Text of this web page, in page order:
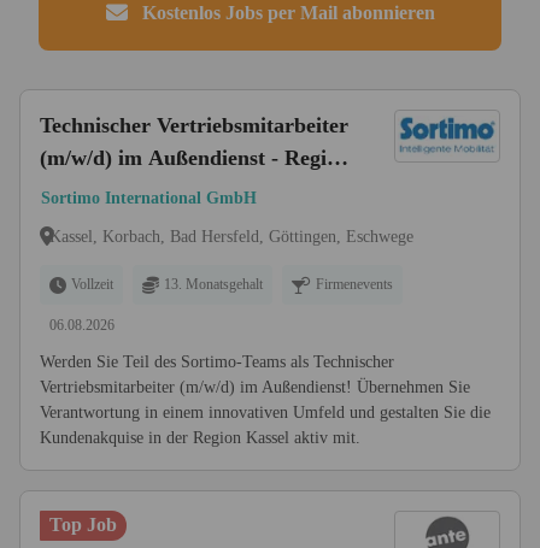
Kostenlos Jobs per Mail abonnieren
Technischer Vertriebsmitarbeiter
(m/w/d) im Außendienst - Region
Kassel
Sortimo International GmbH
Kassel, Korbach, Bad Hersfeld, Göttingen, Eschwege
Vollzeit 13. Monatsgehalt Firmenevents
06.08.2026
Werden Sie Teil des Sortimo-Teams als Technischer
Vertriebsmitarbeiter (m/w/d) im Außendienst! Übernehmen Sie
Verantwortung in einem innovativen Umfeld und gestalten Sie die
Kundenakquise in der Region Kassel aktiv mit.
Top Job